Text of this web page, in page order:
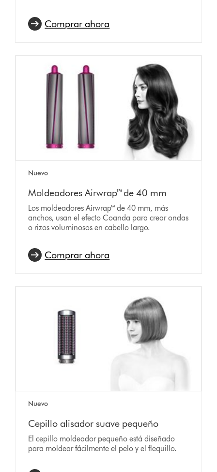
Comprar ahora
Nuevo
Moldeadores Airwrap™ de 40 mm
Los moldeadores Airwrap™ de 40 mm, más
anchos, usan el efecto Coanda para crear ondas
o rizos voluminosos en cabello largo.
Comprar ahora
Nuevo
Cepillo alisador suave pequeño
El cepillo moldeador pequeño está diseñado
para moldear fácilmente el pelo y el flequillo.